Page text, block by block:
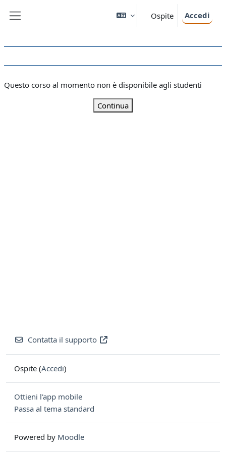
Ospite Accedi
Questo corso al momento non è disponibile agli studenti
Continua
Contatta il supporto
Ospite (Accedi)
Ottieni l'app mobile
Passa al tema standard
Powered by Moodle